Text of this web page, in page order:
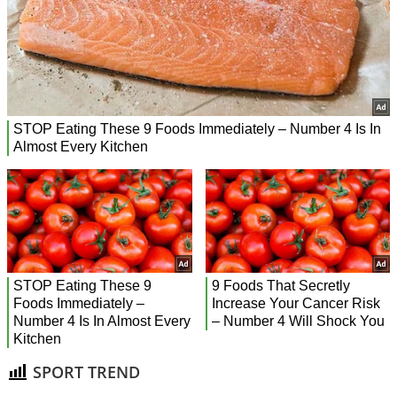
SPORT TREND